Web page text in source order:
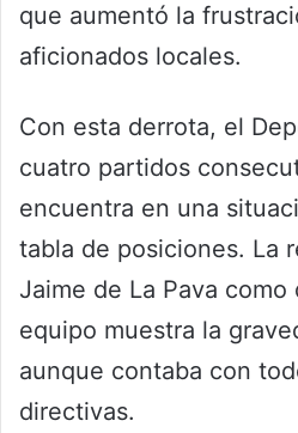
que aumentó la
aficionados locales.
Con esta derrota, el
cuatro partidos
encuentra en una
tabla de posiciones. La
Jaime de La Pava
equipo muestra la
aunque contaba con
directivas.